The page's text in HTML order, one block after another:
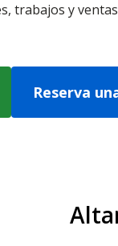
trabajos y ventas
Reserva